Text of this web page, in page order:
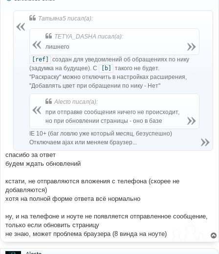
Татьяна5 писал(а):
TETYA_DASHA писал(а):
лишнего
[ref]
создан для уведомлений об обращениях по нику
(задумка на будущее). С
[b]
такого не будет.
"Раскраску" можно отключить в настройках расширения,
"Добавлять цвет при обращении по нику - Нет"
Alecto писал(а):
при отправке сообщения ничего не происходит,
но при обновлении страницы - оно в базе
IE 10+ (баг ловлю уже который месяц, безуспешно)
Отключаем ajax или меняем браузер...
спасибо за ответ
будем ждать обновлений
кстати, не отправляются вложения с телефона (скорее не
добавляются)
хотя на полной форме ответа всё нормально
ну, и на телефоне и ноуте не появляется отправленное сообщение,
только если обновить страницу
не знаю, может проблема браузера (8 винда на ноуте)